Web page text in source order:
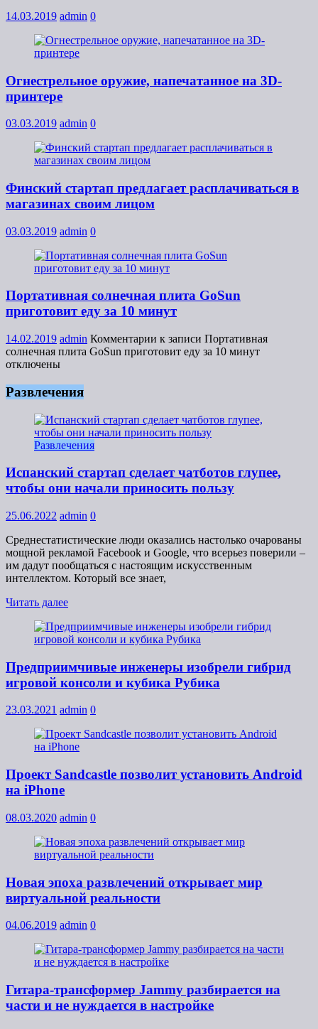
14.03.2019 admin 0
Огнестрельное оружие, напечатанное на 3D-
принтере
03.03.2019 admin 0
Финский стартап предлагает расплачиваться в
магазинах своим лицом
03.03.2019 admin 0
Портативная солнечная плита GoSun
приготовит еду за 10 минут
14.02.2019 admin Комментарии к записи Портативная
солнечная плита GoSun приготовит еду за 10 минут
отключены
Развлечения
Развлечения
Испанский стартап сделает чатботов глупее,
чтобы они начали приносить пользу
25.06.2022 admin 0
Среднестатистические люди оказались настолько очарованы
мощной рекламой Facebook и Google, что всерьез поверили –
им дадут пообщаться с настоящим искусственным
интеллектом. Который все знает,
Читать далее
Предприимчивые инженеры изобрели гибрид
игровой консоли и кубика Рубика
23.03.2021 admin 0
Проект Sandcastle позволит установить Android
на iPhone
08.03.2020 admin 0
Новая эпоха развлечений открывает мир
виртуальной реальности
04.06.2019 admin 0
Гитара-трансформер Jammy разбирается на
части и не нуждается в настройке